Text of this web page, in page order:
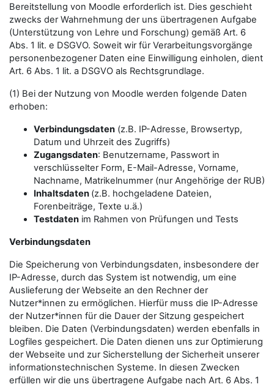
Bereitstellung von Moodle erforderlich ist. Dies geschieht
zwecks der Wahrnehmung der uns übertragenen Aufgabe
(Unterstützung von Lehre und Forschung) gemäß Art. 6
Abs. 1 lit. e DSGVO. Soweit wir für Verarbeitungsvorgänge
personenbezogener Daten eine Einwilligung einholen, dient
Art. 6 Abs. 1 lit. a DSGVO als Rechtsgrundlage.
(1) Bei der Nutzung von Moodle werden folgende Daten
erhoben:
Verbindungsdaten (z.B. IP-Adresse, Browsertyp,
Datum und Uhrzeit des Zugriffs)
Zugangsdaten: Benutzername, Passwort in
verschlüsselter Form, E-Mail-Adresse, Vorname,
Nachname, Matrikelnummer (nur Angehörige der RUB)
Inhaltsdaten (z.B. hochgeladene Dateien,
Forenbeiträge, Texte u.ä.)
Testdaten im Rahmen von Prüfungen und Tests
Verbindungsdaten
Die Speicherung von Verbindungsdaten, insbesondere der
IP-Adresse, durch das System ist notwendig, um eine
Auslieferung der Webseite an den Rechner der
Nutzer*innen zu ermöglichen. Hierfür muss die IP-Adresse
der Nutzer*innen für die Dauer der Sitzung gespeichert
bleiben. Die Daten (Verbindungsdaten) werden ebenfalls in
Logfiles gespeichert. Die Daten dienen uns zur Optimierung
der Webseite und zur Sicherstellung der Sicherheit unserer
informationstechnischen Systeme. In diesen Zwecken
erfüllen wir die uns übertragene Aufgabe nach Art. 6 Abs. 1